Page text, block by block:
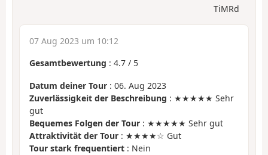
TiMRd
07 Aug 2023 um 10:12
Gesamtbewertung : 4.7 / 5
Datum deiner Tour : 06. Aug 2023
Zuverlässigkeit der Beschreibung : ★★★★★ Sehr
gut
Bequemes Folgen der Tour : ★★★★★ Sehr gut
Attraktivität der Tour : ★★★★☆ Gut
Tour stark frequentiert : Nein